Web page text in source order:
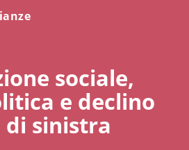
sociale,
e declino
sinistra